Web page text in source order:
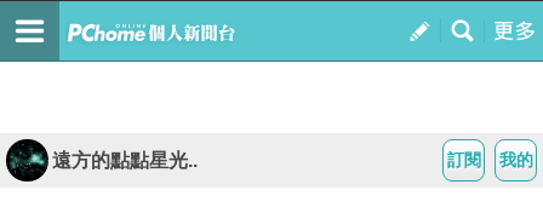
我的
訂閱
遠方的點點星光..